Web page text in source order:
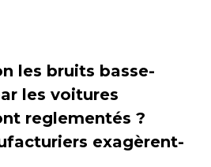
les bruits basse-
les voitures
reglementés ?
exagèrent-